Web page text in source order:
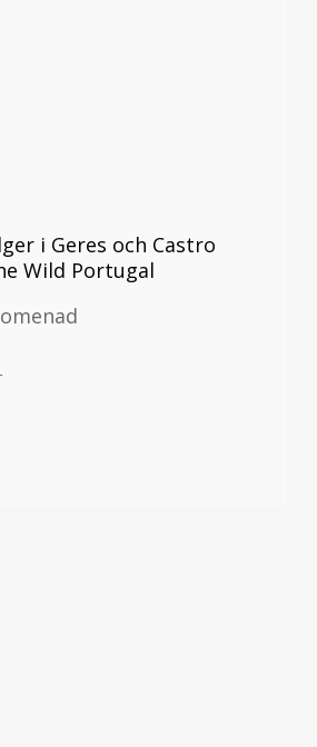
i Geres och Castro
Wild Portugal